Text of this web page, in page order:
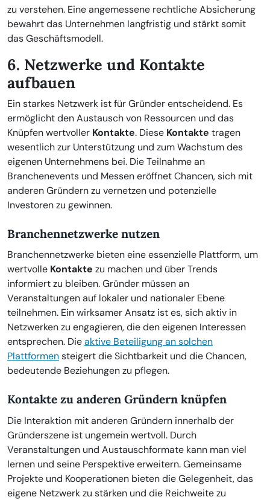
zu verstehen. Eine angemessene rechtliche Absicherung
bewahrt das Unternehmen langfristig und stärkt somit
das Geschäftsmodell.
6. Netzwerke und Kontakte
aufbauen
Ein starkes Netzwerk ist für Gründer entscheidend. Es
ermöglicht den Austausch von Ressourcen und das
Knüpfen wertvoller Kontakte. Diese Kontakte tragen
wesentlich zur Unterstützung und zum Wachstum des
eigenen Unternehmens bei. Die Teilnahme an
Branchenevents und Messen eröffnet Chancen, sich mit
anderen Gründern zu vernetzen und potenzielle
Investoren zu gewinnen.
Branchennetzwerke nutzen
Branchennetzwerke bieten eine essenzielle Plattform, um
wertvolle Kontakte zu machen und über Trends
informiert zu bleiben. Gründer müssen an
Veranstaltungen auf lokaler und nationaler Ebene
teilnehmen. Ein wirksamer Ansatz ist es, sich aktiv in
Netzwerken zu engagieren, die den eigenen Interessen
entsprechen. Dieaktive Beteiligung an solchen
Plattformensteigert die Sichtbarkeit und die Chancen,
bedeutende Beziehungen zu pflegen.
Kontakte zu anderen Gründern knüpfen
Die Interaktion mit anderen Gründern innerhalb der
Gründerszene ist ungemein wertvoll. Durch
Veranstaltungen und Austauschformate kann man viel
lernen und seine Perspektive erweitern. Gemeinsame
Projekte und Kooperationen bieten die Gelegenheit, das
eigene Netzwerk zu stärken und die Reichweite zu